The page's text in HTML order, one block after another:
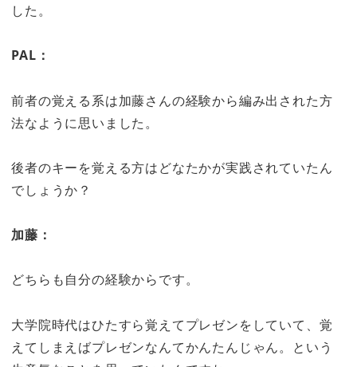
した。
PAL：
前者の覚える系は加藤さんの経験から編み出された方
法なように思いました。
後者のキーを覚える方はどなたかが実践されていたん
でしょうか？
加藤：
どちらも自分の経験からです。
大学院時代はひたすら覚えてプレゼンをしていて、覚
えてしまえばプレゼンなんてかんたんじゃん。という